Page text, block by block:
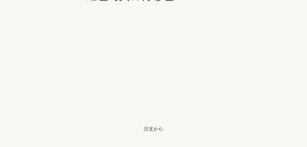
注文から